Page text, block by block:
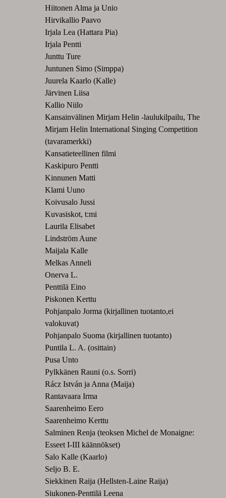
Hiitonen Alma ja Unio
Hirvikallio Paavo
Irjala Lea (Hattara Pia)
Irjala Pentti
Junttu Ture
Juntunen Simo (Simppa)
Juurela Kaarlo (Kalle)
Järvinen Liisa
Kallio Niilo
Kansainvälinen Mirjam Helin -laulukilpailu, The
Mirjam Helin International Singing Competition
(tavaramerkki)
Kansatieteellinen filmi
Kaskipuro Pentti
Kinnunen Matti
Klami Uuno
Koivusalo Jussi
Kuvasiskot, t:mi
Laurila Elisabet
Lindström Aune
Maijala Kalle
Melkas Anneli
Onerva L.
Penttilä Eino
Piskonen Kerttu
Pohjanpalo Jorma (kirjallinen tuotanto,ei
valokuvat)
Pohjanpalo Suoma (kirjallinen tuotanto)
Puntila L. A. (osittain)
Pusa Unto
Pylkkänen Rauni (o.s. Sorri)
Rácz István ja Anna (Maija)
Rantavaara Irma
Saarenheimo Eero
Saarenheimo Kerttu
Salminen Renja (teoksen Michel de Monaigne:
Esseet I-III käännökset)
Salo Kalle (Kaarlo)
Seljo B. E.
Siekkinen Raija (Hellsten-Laine Raija)
Siukonen-Penttilä Leena